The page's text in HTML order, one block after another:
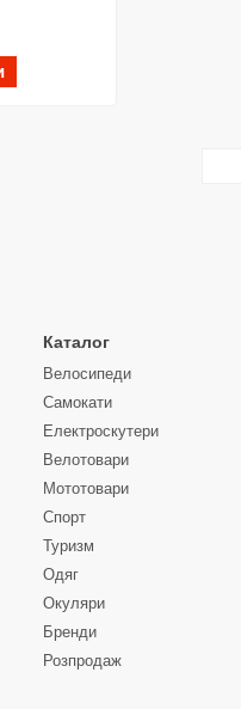
Каталог
Велосипеди
Самокати
Електроскутери
Велотовари
Мототовари
Спорт
Туризм
Одяг
Окуляри
Бренди
Розпродаж